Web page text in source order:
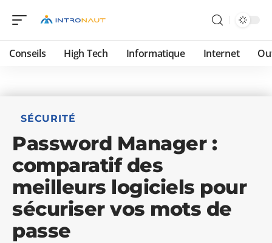
Conseils High Tech Informatique Internet
SÉCURITÉ
Password Manager :
comparatif des
meilleurs logiciels pour
sécuriser vos mots de
passe